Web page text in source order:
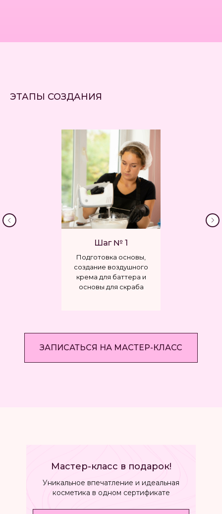
ЭТАПЫ СОЗДАНИЯ
Шаг № 1
Подготовка основы,
создание воздушного
крема для баттера и
основы для скраба
ЗАПИСАТЬСЯ НА МАСТЕР-КЛАСС
Мастер-класс в подарок!
Уникальное впечатление и идеальная
косметика в одном сертификате
ПЕРСОНАЛЬНЫЙ
МАСТЕР-КЛАСС
Идеальная помада/блеск
Идеальная помада/
Мероприятие проходит
только для вас, создавая
комфортную атмосферу
Не можешь найти
идеальную помаду?
Сделай ее своими
добавки. Длительность: 1 час добавки. Длительность: 1 час